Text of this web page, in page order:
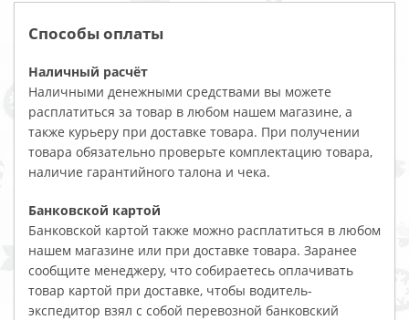
Способы оплаты
Наличный расчёт
Наличными денежными средствами вы можете
расплатиться за товар в любом нашем магазине, а
также курьеру при доставке товара. При получении
товара обязательно проверьте комплектацию товара,
наличие гарантийного талона и чека.
Банковской картой
Банковской картой также можно расплатиться в любом
нашем магазине или при доставке товара. Заранее
сообщите менеджеру, что собираетесь оплачивать
товар картой при доставке, чтобы водитель-
экспедитор взял с собой перевозной банковский